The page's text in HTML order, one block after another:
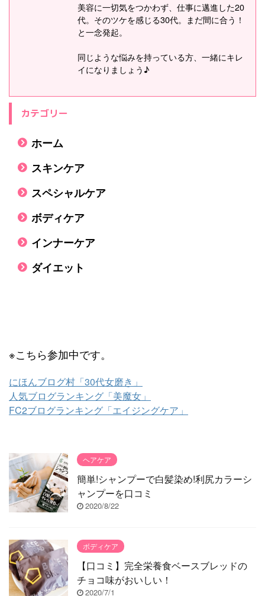
美容に一切気をつかわず、仕事に邁進した20
代。そのツケを感じる30代。まだ間に合う！
と一念発起。
同じような悩みを持っている方、一緒にキレ
イになりましょう♪
カテゴリー
ホーム
スキンケア
スペシャルケア
ボディケア
インナーケア
ダイエット
※こちら参加中です。
にほんブログ村「30代女磨き」
人気ブログランキング「美魔女」
FC2ブログランキング「エイジングケア」
ヘアケア
簡単!シャンプーで白髪染め!利尻カラーシ
ャンプーを口コミ
2020/8/22
ボディケア
【口コミ】完全栄養食ベースブレッドの
チョコ味がおいしい！
2020/7/1